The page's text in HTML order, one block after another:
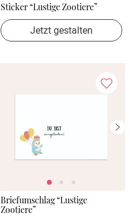
Sticker “Lustige Zootiere”
Jetzt gestalten
Briefumschlag “Lustige
Zootiere”